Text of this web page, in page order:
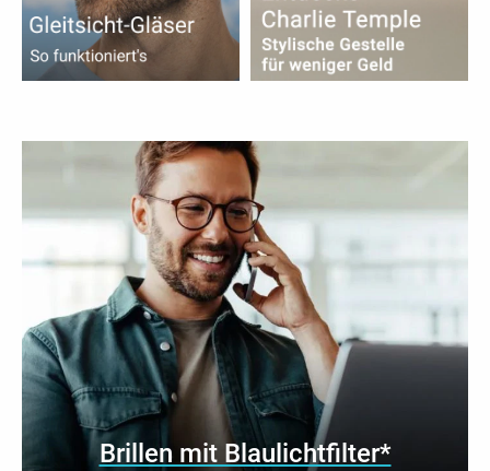
Brillen mit Blaulichtfilter*